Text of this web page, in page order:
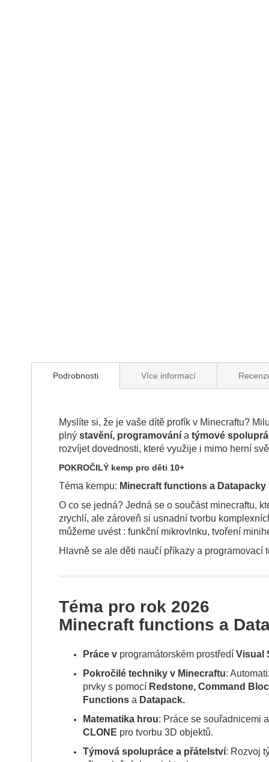
Podrobnosti
Myslíte si, že je vaše dítě profík v Minecraftu?
plný stavění, programování a týmové
rozvíjet dovednosti, které využije i mimo herní
POKROČILÝ kemp pro děti 10+
Téma kempu: Minecraft functions a Datapacky
O co se jedná? Jedná se o součást minecraftu,
zrychlí, ale zároveň si usnadní tvorbu
můžeme uvést : funkční mikrovlnku, tvoření
Hlavně se ale děti naučí příkazy a programovací
Téma pro rok 2026
Minecraft functions a
Práce v programátorském prostředí Visual
Pokročilé techniky v Minecraftu:
prvky s pomocí Redstone, Command
Functions a Datapack.
Matematika hrou: Práce se souřadnicemi
CLONE pro tvorbu 3D objektů.
Týmová spolupráce a přátelství: Rozvoj
Více informací